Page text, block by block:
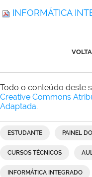
INFORMÁTICA
Todo o conteúdo deste
Creative Commons
Adaptada.
ESTUDANTE PAINEL
CURSOS TÉCNICOS
INFORMÁTICA INTEGRADO